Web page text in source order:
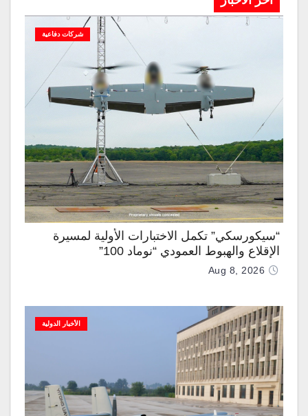
شركات دفاعية
“سيكورسكي” تكمل الاختبارات الأولية لمسيرة
الإقلاع والهبوط العمودي “نوماد 100”
Aug 8, 2026
الأخبار الدولية